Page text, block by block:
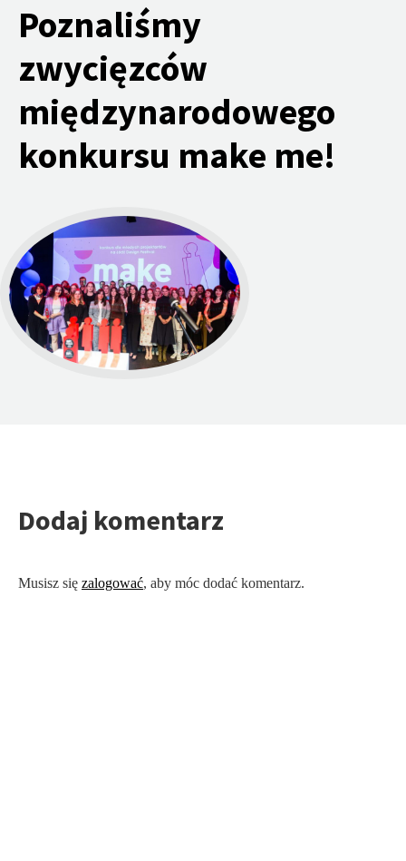
Poznaliśmy
zwycięzców
międzynarodowego
konkursu make me!
Dodaj komentarz
Musisz się zalogować, aby móc dodać komentarz.